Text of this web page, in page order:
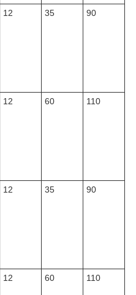
12 35 90
12 60 110
12 35 90
12 60 110